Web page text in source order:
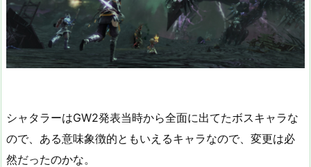
シャタラーはGW2発表当時から全面に出てたボスキャラな
ので、ある意味象徴的ともいえるキャラなので、変更は必
然だったのかな。